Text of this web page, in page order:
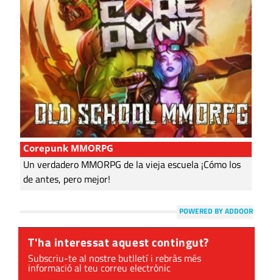
Corepunk MMORPG
Un verdadero MMORPG de la vieja escuela ¡Cómo los
de antes, pero mejor!
POWERED BY ADDOOR
T'ha interessat aquest contingut?
Subscriu-te al nostre butlletí i rebràs més
informació al teu correu electrònic